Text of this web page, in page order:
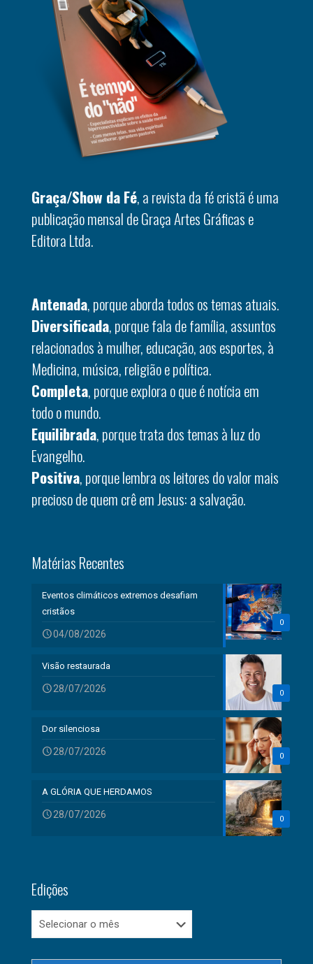
Graça/Show da Fé, a revista da fé cristã é uma
publicação mensal de Graça Artes Gráficas e
Editora Ltda.
Antenada, porque aborda todos os temas atuais.
Diversificada, porque fala de família, assuntos
relacionados à mulher, educação, aos esportes, à
Medicina, música, religião e política.
Completa, porque explora o que é notícia em
todo o mundo.
Equilibrada, porque trata dos temas à luz do
Evangelho.
Positiva, porque lembra os leitores do valor mais
precioso de quem crê em Jesus: a salvação.
Matérias Recentes
0
Eventos climáticos extremos desafiam
cristãos
04/08/2026
0
Visão restaurada
28/07/2026
0
Dor silenciosa
28/07/2026
0
A GLÓRIA QUE HERDAMOS
28/07/2026
Edições
Edições